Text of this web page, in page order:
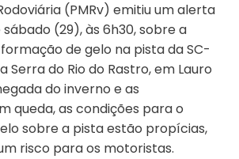
(PMRv) emitiu um alerta
(29), às 6h30, sobre a
de gelo na pista da SC-
Serra do Rio do Rastro, em Lauro
do inverno e as
queda, as condições para o
sobre a pista estão propícias,
risco para os motoristas.